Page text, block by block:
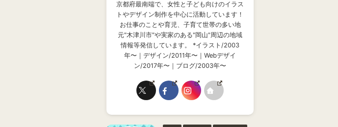
京都府最南端で、女性と子ども向けのイラス
トやデザイン制作を中心に活動しています！
お仕事のことや育児、子育て世帯の多い地
元"木津川市"や実家のある"岡山"周辺の地域
情報等発信しています。 *イラスト/2003
年〜｜デザイン/2011年〜｜Webデザイ
ン/2017年〜｜ブログ/2003年〜